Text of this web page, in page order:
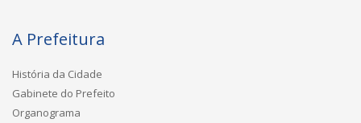
A Prefeitura
História da Cidade
Gabinete do Prefeito
Organograma